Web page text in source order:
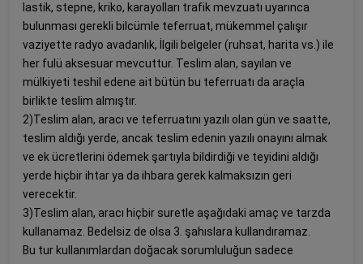
lastik, stepne, kriko, karayolları trafik mevzuatı uyarınca
bulunması gerekli bilcümle teferruat, mükemmel çalışır
vaziyette radyo avadanlık, İlgili belgeler (ruhsat, harita vs.) ile
her fulü aksesuar mevcuttur. Teslim alan, sayılan ve
mülkiyeti teshil edene ait bütün bu teferruatı da araçla
birlikte teslim almıştır.
2)Teslim alan, aracı ve teferruatını yazılı olan gün ve saatte,
teslim aldığı yerde, ancak teslim edenin yazılı onayını almak
ve ek ücretlerini ödemek şartıyla bildirdiği ve teyidini aldığı
yerde hiçbir ihtar ya da ihbara gerek kalmaksızın geri
verecektir.
3)Teslim alan, aracı hiçbir suretle aşağıdaki amaç ve tarzda
kullanamaz. Bedelsiz de olsa 3. şahıslara kullandıramaz.
Bu tur kullanımlardan doğacak sorumluluğun sadece